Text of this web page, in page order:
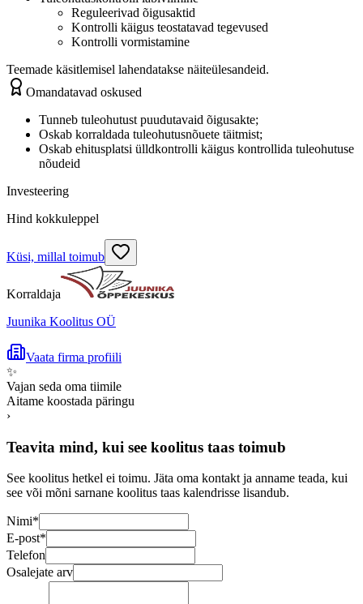
Reguleerivad õigusaktid
Kontrolli käigus teostatavad tegevused
Kontrolli vormistamine
Teemade käsitlemisel lahendatakse näiteülesandeid.
Omandatavad oskused
Tunneb tuleohutust puudutavaid õigusakte;
Oskab korraldada tuleohutusnõuete täitmist;
Oskab ehitusplatsi ülldkontrolli käigus kontrollida tuleohutuse
nõudeid
Investeering
Hind kokkuleppel
Küsi, millal toimub
Korraldaja
Juunika Koolitus OÜ
Vaata firma profiili
✨
Vajan seda oma tiimile
Aitame koostada päringu
›
Teavita mind, kui see koolitus taas toimub
See koolitus hetkel ei toimu. Jäta oma kontakt ja anname teada, kui
see või mõni sarnane koolitus taas kalendrisse lisandub.
Nimi*
E-post*
Telefon
Osalejate arv